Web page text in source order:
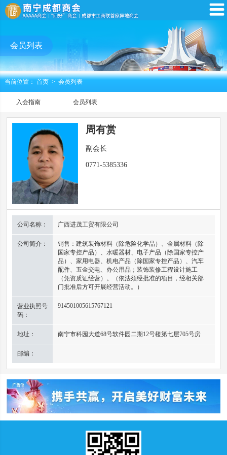
会员列表
当前位置： 首页> 会员列表
入会指南 会员列表
周有赏
副会长
0771-5385336
公司名称： 广西进茂工贸有限公司
公司简介：
销售：建筑装饰材料（除危险化学品）、金属材料（除
国家专控产品）、水暖器材、电子产品（除国家专控产
品）、家用电器、机电产品（除国家专控产品）、汽车
配件、五金交电、办公用品；装饰装修工程设计施工
（凭资质证经营）。（依法须经批准的项目，经相关部
门批准后方可开展经营活动。）
营业执照号
码：
914501005615767121
地址： 南宁市科园大道68号软件园二期12号楼第七层705号房
邮编：